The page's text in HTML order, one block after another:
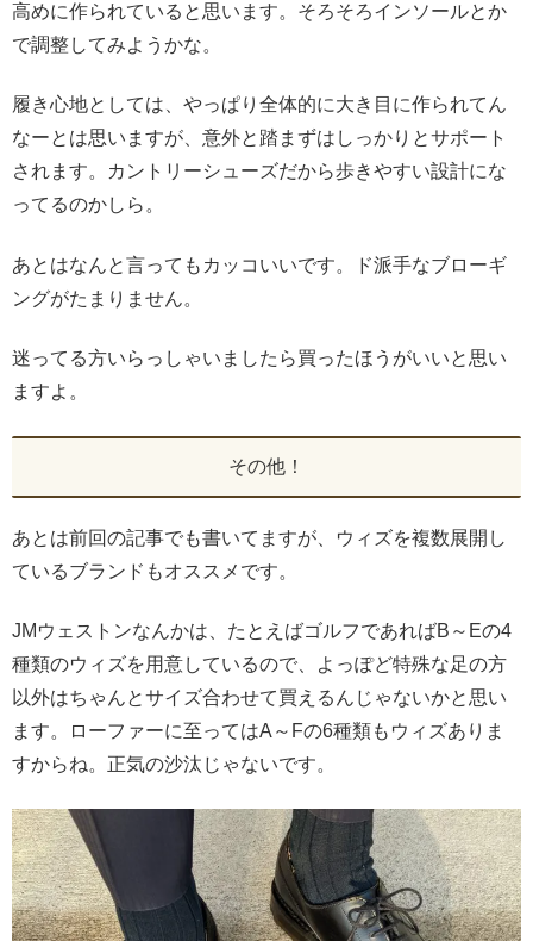
高めに作られていると思います。そろそろインソールとか
で調整してみようかな。
履き心地としては、やっぱり全体的に大き目に作られてん
なーとは思いますが、意外と踏まずはしっかりとサポート
されます。カントリーシューズだから歩きやすい設計にな
ってるのかしら。
あとはなんと言ってもカッコいいです。ド派手なブローギ
ングがたまりません。
迷ってる方いらっしゃいましたら買ったほうがいいと思い
ますよ。
その他！
あとは前回の記事でも書いてますが、ウィズを複数展開し
ているブランドもオススメです。
JMウェストンなんかは、たとえばゴルフであればB～Eの4
種類のウィズを用意しているので、よっぽど特殊な足の方
以外はちゃんとサイズ合わせて買えるんじゃないかと思い
ます。ローファーに至ってはA～Fの6種類もウィズありま
すからね。正気の沙汰じゃないです。